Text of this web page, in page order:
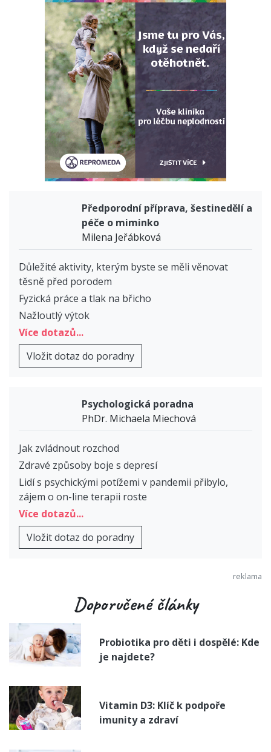
Předporodní příprava, šestinedělí a
péče o miminko
Milena Jeřábková
Důležité aktivity, kterým byste se měli věnovat
těsně před porodem
Fyzická práce a tlak na břicho
Nažloutlý výtok
Více dotazů...
Vložit dotaz do poradny
Psychologická poradna
PhDr. Michaela Miechová
Jak zvládnout rozchod
Zdravé způsoby boje s depresí
Lidí s psychickými potížemi v pandemii přibylo,
zájem o on-line terapii roste
Více dotazů...
Vložit dotaz do poradny
Doporučené články
Probiotika pro děti i dospělé: Kde
je najdete?
Vitamin D3: Klíč k podpoře
imunity a zdraví